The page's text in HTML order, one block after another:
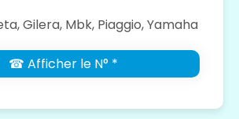
Gilera, Mbk, Piaggio, Yamaha
☎ Afficher le N° *